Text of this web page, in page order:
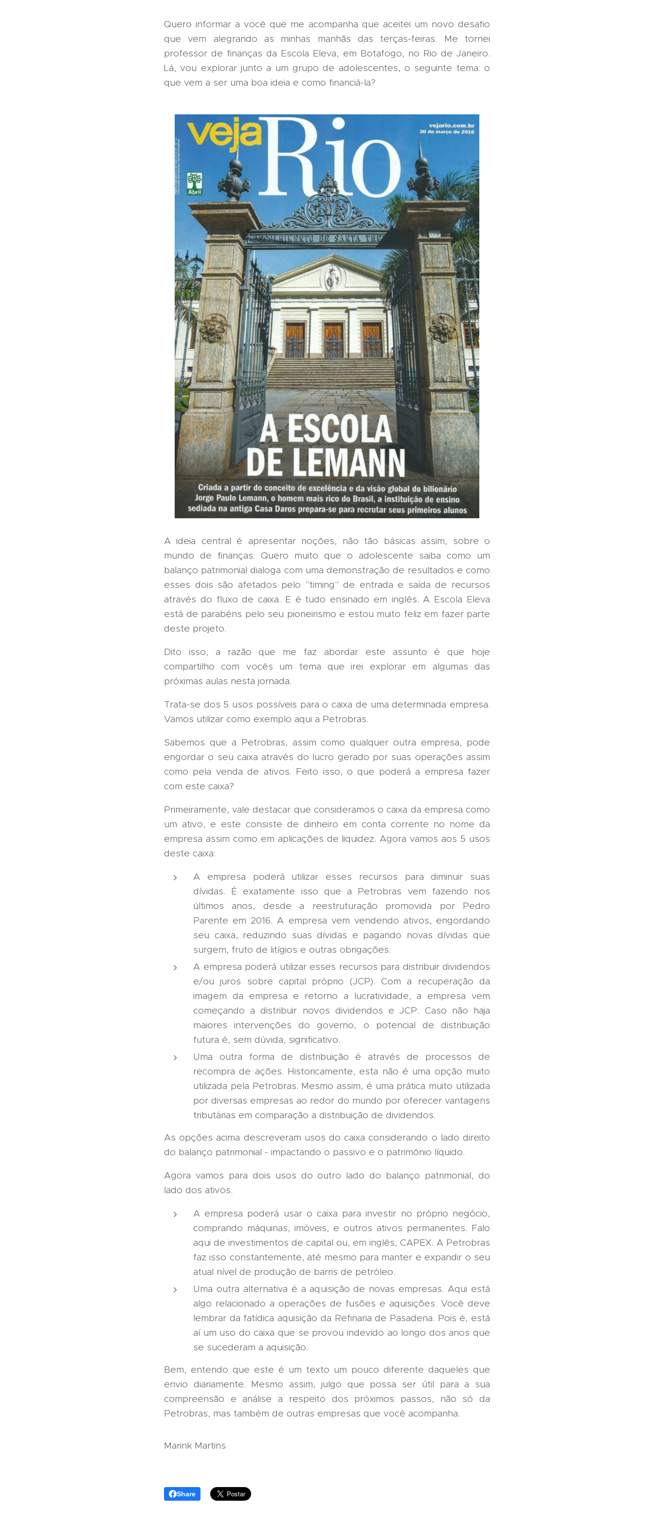
Quero informar a você que me acompanha que aceitei um novo desafio
que vem alegrando as minhas manhãs das terças-feiras. Me tornei
professor de finanças da Escola Eleva, em Botafogo, no Rio de Janeiro.
Lá, vou explorar junto a um grupo de adolescentes, o seguinte tema: o
que vem a ser uma boa ideia e como financiá-la?
A ideia central é apresentar noções, não tão básicas assim, sobre o
mundo de finanças. Quero muito que o adolescente saiba como um
balanço patrimonial dialoga com uma demonstração de resultados e como
esses dois são afetados pelo "timing" de entrada e saída de recursos
através do fluxo de caixa. E é tudo ensinado em inglês. A Escola Eleva
está de parabéns pelo seu pioneirismo e estou muito feliz em fazer parte
deste projeto.
Dito isso, a razão que me faz abordar este assunto é que hoje
compartilho com vocês um tema que irei explorar em algumas das
próximas aulas nesta jornada.
Trata-se dos 5 usos possíveis para o caixa de uma determinada empresa.
Vamos utilizar como exemplo aqui a Petrobras.
Sabemos que a Petrobras, assim como qualquer outra empresa, pode
engordar o seu caixa através do lucro gerado por suas operações assim
como pela venda de ativos. Feito isso, o que poderá a empresa fazer
com este caixa?
Primeiramente, vale destacar que consideramos o caixa da empresa como
um ativo, e este consiste de dinheiro em conta corrente no nome da
empresa assim como em aplicações de liquidez. Agora vamos aos 5 usos
deste caixa:
A empresa poderá utilizar esses recursos para diminuir suas
dívidas. É exatamente isso que a Petrobras vem fazendo nos
últimos anos, desde a reestruturação promovida por Pedro
Parente em 2016. A empresa vem vendendo ativos, engordando
seu caixa, reduzindo suas dívidas e pagando novas dívidas que
surgem, fruto de litígios e outras obrigações.
A empresa poderá utilizar esses recursos para distribuir dividendos
e/ou juros sobre capital próprio (JCP). Com a recuperação da
imagem da empresa e retorno a lucratividade, a empresa vem
começando a distribuir novos dividendos e JCP. Caso não haja
maiores intervenções do governo, o potencial de distribuição
futura é, sem dúvida, significativo.
Uma outra forma de distribuição é através de processos de
recompra de ações. Historicamente, esta não é uma opção muito
utilizada pela Petrobras. Mesmo assim, é uma prática muito utilizada
por diversas empresas ao redor do mundo por oferecer vantagens
tributárias em comparação a distribuição de dividendos.
As opções acima descreveram usos do caixa considerando o lado direito
do balanço patrimonial - impactando o passivo e o patrimônio líquido.
Agora vamos para dois usos do outro lado do balanço patrimonial, do
lado dos ativos.
A empresa poderá usar o caixa para investir no próprio negócio,
comprando máquinas, imóveis, e outros ativos permanentes. Falo
aqui de investimentos de capital ou, em inglês, CAPEX. A Petrobras
faz isso constantemente, até mesmo para manter e expandir o seu
atual nível de produção de barris de petróleo.
Uma outra alternativa é a aquisição de novas empresas. Aqui está
algo relacionado a operações de fusões e aquisições. Você deve
lembrar da fatídica aquisição da Refinaria de Pasadena. Pois é, está
aí um uso do caixa que se provou indevido ao longo dos anos que
se sucederam a aquisição.
Bem, entendo que este é um texto um pouco diferente daqueles que
envio diariamente. Mesmo assim, julgo que possa ser útil para a sua
compreensão e análise a respeito dos próximos passos, não só da
Petrobras, mas também de outras empresas que você acompanha.
Marink Martins
Share